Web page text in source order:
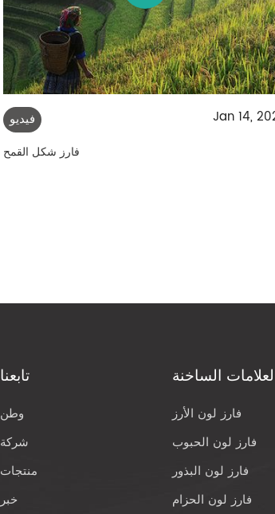
فيديو Jan 14,
فارز شكل القمح
تابعنا
وطن
شركة
منتجات
خبر
الساخنة
فارز لون الأرز
فارز لون الحبوب
فارز لون البذور
فارز لون الحزام